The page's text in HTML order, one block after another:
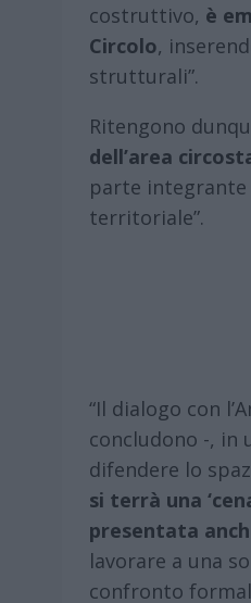
costruttivo, è
Circolo,
strutturali”.
Ritengono
dell’area
parte integrante
territoriale”.
“Il dialogo con
concludono -, in
difendere lo
si terrà una
presentata
lavorare a una
confronto